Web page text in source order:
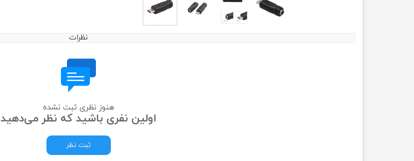
نظرات
هنوز نظری ثبت نشده
اولین نفری باشید که نظر می‌دهید
ثبت نظر